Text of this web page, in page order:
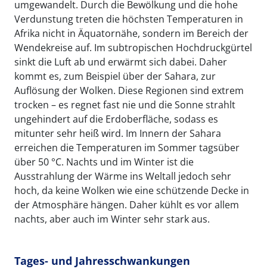
umgewandelt. Durch die Bewölkung und die hohe
Verdunstung treten die höchsten Temperaturen in
Afrika nicht in Äquatornähe, sondern im Bereich der
Wendekreise auf. Im subtropischen Hochdruckgürtel
sinkt die Luft ab und erwärmt sich dabei. Daher
kommt es, zum Beispiel über der Sahara, zur
Auflösung der Wolken. Diese Regionen sind extrem
trocken – es regnet fast nie und die Sonne strahlt
ungehindert auf die Erdoberfläche, sodass es
mitunter sehr heiß wird. Im Innern der Sahara
erreichen die Temperaturen im Sommer tagsüber
über 50 °C. Nachts und im Winter ist die
Ausstrahlung der Wärme ins Weltall jedoch sehr
hoch, da keine Wolken wie eine schützende Decke in
der Atmosphäre hängen. Daher kühlt es vor allem
nachts, aber auch im Winter sehr stark aus.
Tages- und Jahresschwankungen